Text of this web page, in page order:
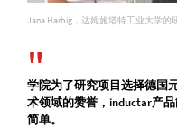
Jana Harbig，达姆施塔特工业大学的
学院为了研究项目选择德国
术领域的赞誉，inductar产
简单。